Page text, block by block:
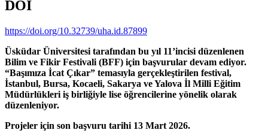
DOI
https://doi.org/10.32739/uha.id.87899
Üsküdar Üniversitesi tarafından bu yıl 11’incisi düzenlenen
Bilim ve Fikir Festivali (BFF) için başvurular devam ediyor.
“Başımıza İcat Çıkar” temasıyla gerçekleştirilen festival,
İstanbul, Bursa, Kocaeli, Sakarya ve Yalova İl Milli Eğitim
Müdürlükleri iş birliğiyle lise öğrencilerine yönelik olarak
düzenleniyor.
Projeler için son başvuru tarihi 13 Mart 2026.